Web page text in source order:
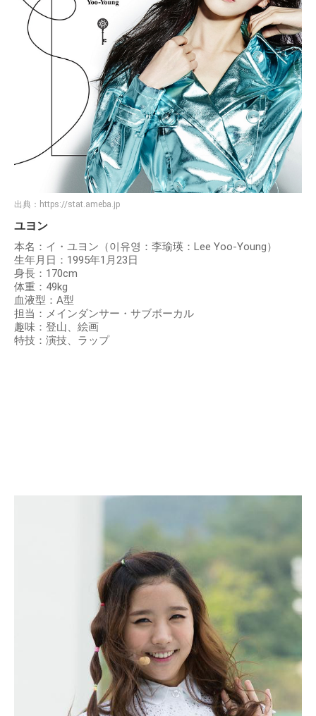
出典： https://stat.ameba.jp
ユヨン
本名：イ・ユヨン（이유영：李瑜瑛：Lee Yoo-Young）
生年月日：1995年1月23日
身長：170cm
体重：49kg
血液型：A型
担当：メインダンサー・サブボーカル
趣味：登山、絵画
特技：演技、ラップ